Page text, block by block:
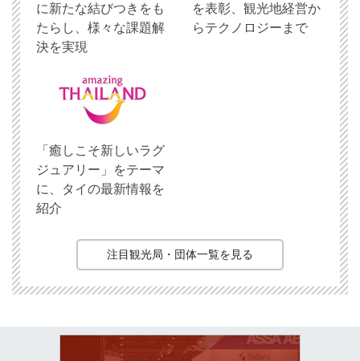
に新たな結びつきをも
たらし、様々な課題解
決を実現
を表彰、観光地経営か
らテクノロジーまで
「癒しこそ新しいラグ
ジュアリー」をテーマ
に、タイの最新情報を
紹介
注目観光局・団体一覧を見る